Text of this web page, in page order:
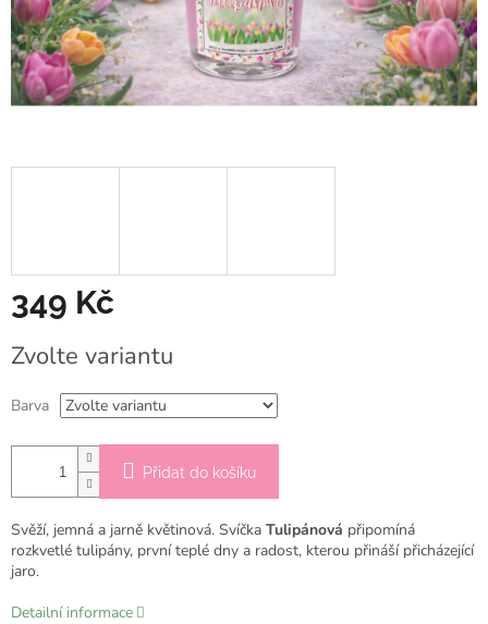
349 Kč
cena:
Zvolte variantu
Barva
Přidat do košíku
Svěží, jemná a jarně květinová. Svíčka Tulipánová připomíná
rozkvetlé tulipány, první teplé dny a radost, kterou přináší přicházející
jaro.
Detailní informace